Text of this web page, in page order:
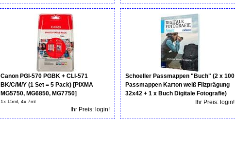
Canon PGI-570 PGBK + CLI-571
BK/C/M/Y (1 Set = 5 Pack) [PIXMA
MG5750, MG6850, MG7750]
1x 15ml, 4x 7ml
Ihr Preis: login!
Schoeller Passmappen "Buch" (2 x 100
Passmappen Karton weiß Filzprägung
32x42 + 1 x Buch Digitale Fotografie)
Ihr Preis: login!